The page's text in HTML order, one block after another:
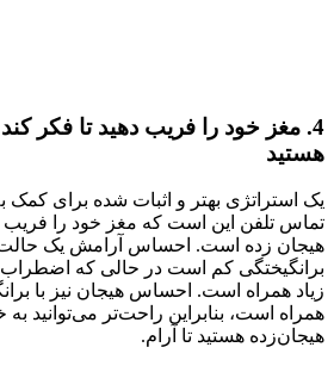
4. مغز خود را فریب دهید تا فکر
هستید
یک استراتژی بهتر و اثبات شده برای کمک
تماس تلفن این است که مغز خود را فریب
هیجان زده است. احساس آرامش یک حالت
برانگیختگی کم است در حالی که اضطراب
زیاد همراه است. احساس هیجان نیز با
همراه است، بنابراین راحت‌تر می‌توانید به
هیجان‌زده هستید تا آرام.